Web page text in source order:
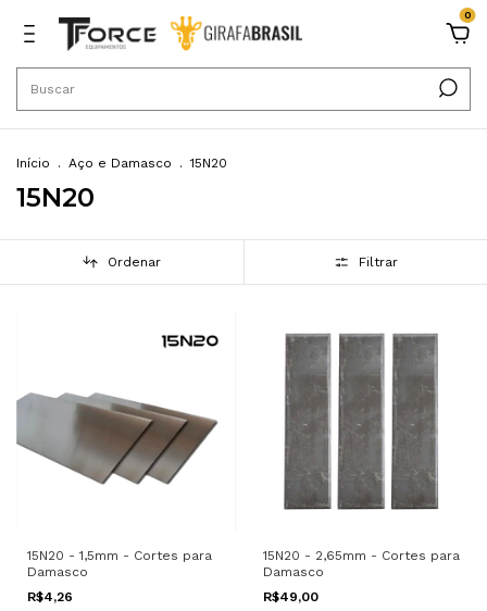
0
Início . Aço e Damasco . 15N20
15N20
Ordenar Filtrar
15N20 - 1,5mm - Cortes para
Damasco
R$4,26
15N20 - 2,65mm - Cortes para
Damasco
R$49,00